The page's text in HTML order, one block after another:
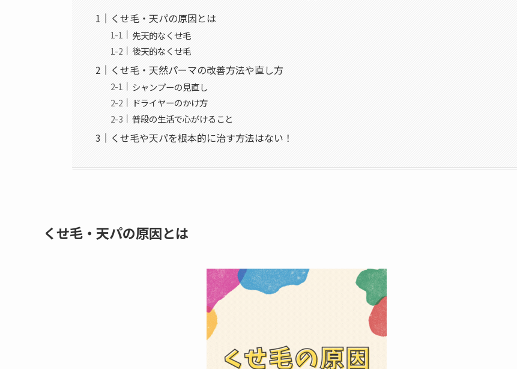
くせ毛・天パの原因とは
先天的なくせ毛
後天的なくせ毛
くせ毛・天然パーマの改善方法や直し方
シャンプーの見直し
ドライヤーのかけ方
普段の生活で心がけること
くせ毛や天パを根本的に治す方法はない！
くせ毛・天パの原因とは